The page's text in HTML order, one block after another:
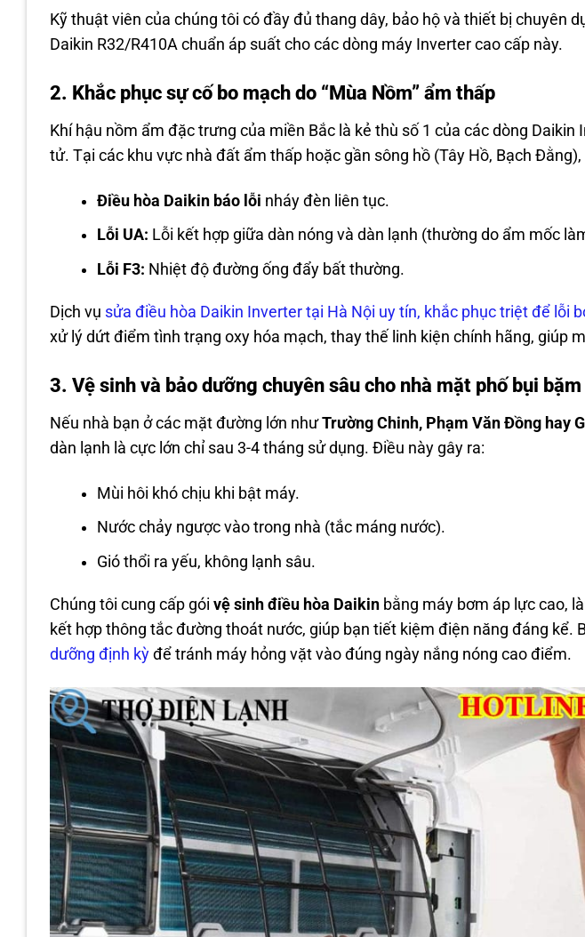
Kỹ thuật viên của chúng tôi có đầy đủ thang dây, bảo hộ và thiết bị chuyên
Daikin R32/R410A chuẩn áp suất cho các dòng máy Inverter cao cấp này.
2. Khắc phục sự cố bo mạch do “Mùa Nồm” ẩm thấp
Khí hậu nồm ẩm đặc trưng của miền Bắc là kẻ thù số 1 của các dòng
tử. Tại các khu vực nhà đất ẩm thấp hoặc gần sông hồ (Tây Hồ, Bạch
Điều hòa Daikin báo lỗi nháy đèn liên tục.
Lỗi UA: Lỗi kết hợp giữa dàn nóng và dàn lạnh (thường do ẩm mốc
Lỗi F3: Nhiệt độ đường ống đẩy bất thường.
Dịch vụ sửa điều hòa Daikin Inverter tại Hà Nội uy tín, khắc phục triệt để lỗi
xử lý dứt điểm tình trạng oxy hóa mạch, thay thế linh kiện chính hãng, giúp
3. Vệ sinh và bảo dưỡng chuyên sâu cho nhà mặt phố bụi bặm
Nếu nhà bạn ở các mặt đường lớn nhưTrường Chinh, Phạm Văn Đồng hay
dàn lạnh là cực lớn chỉ sau 3-4 tháng sử dụng. Điều này gây ra:
Mùi hôi khó chịu khi bật máy.
Nước chảy ngược vào trong nhà (tắc máng nước).
Gió thổi ra yếu, không lạnh sâu.
Chúng tôi cung cấp góivệ sinh điều hòa Daikin bằng máy bơm áp lực cao,
kết hợp thông tắc đường thoát nước, giúp bạn tiết kiệm điện năng đáng kể.
dưỡng định kỳ để tránh máy hỏng vặt vào đúng ngày nắng nóng cao điểm.